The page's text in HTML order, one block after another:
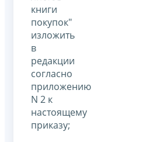
книги
покупок"
изложить
в
редакции
согласно
приложению
N 2 к
настоящему
приказу;